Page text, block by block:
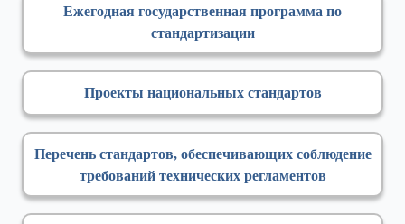
Ежегодная государственная программа по
стандартизации
Проекты национальных стандартов
Перечень стандартов, обеспечивающих соблюдение
требований технических регламентов